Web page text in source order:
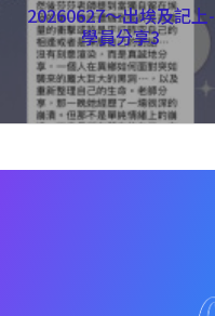
20260627～出埃及記上-
學員分享3